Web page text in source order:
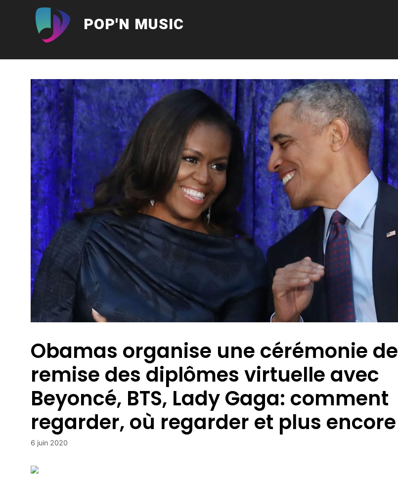
POP'N MUSIC
Obamas organise une cérémonie de
remise des diplômes virtuelle avec
Beyoncé, BTS, Lady Gaga: comment
regarder, où regarder et plus encore
6 juin 2020